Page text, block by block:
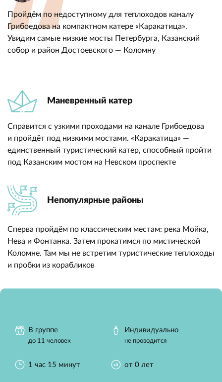
Пройдём по недоступному для теплоходов каналу
Грибоедова на компактном катере «Каракатица».
Увидим самые низкие мосты Петербурга, Казанский
собор и район Достоевского — Коломну
Маневренный катер
Справится с узкими проходами на канале Грибоедова
и пройдёт под низкими мостами. «Каракатица» —
единственный туристический катер, способный пройти
под Казанским мостом на Невском проспекте
Непопулярные районы
Сперва пройдём по классическим местам: река Мойка,
Нева и Фонтанка. Затем прокатимся по мистической
Коломне. Там мы не встретим туристические теплоходы
и пробки из корабликов
В группе
до 11 человек
Индивидуально
не проводится
1 час 15 минут от 0 лет